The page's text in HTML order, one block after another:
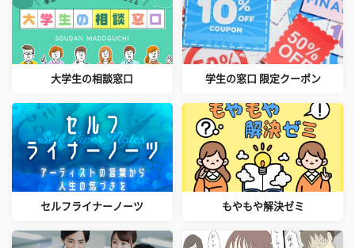
大学生の相談窓口 学生の窓口 限定クーポン
セルフライナーノーツ もやもや解決ゼミ